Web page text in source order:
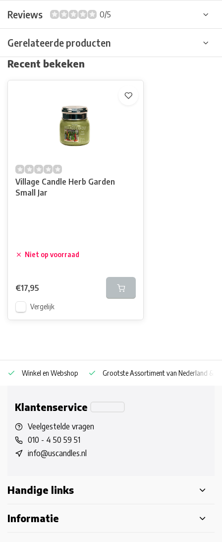
Reviews 0/5
Gerelateerde producten
Recent bekeken
Village Candle Herb Garden
Small Jar
Niet op voorraad
€17,95
Vergelijk
Winkel en Webshop Grootste Assortiment van Nederland &
Klantenservice
Veelgestelde vragen
010 - 4 50 59 51
info@uscandles.nl
Handige links
Informatie